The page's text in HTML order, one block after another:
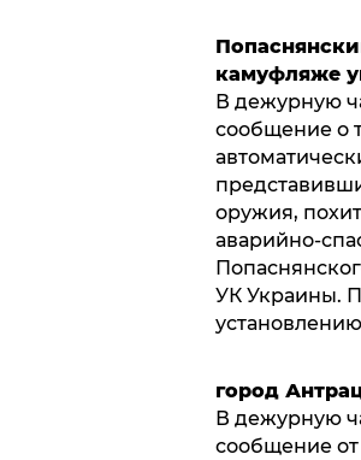
камуфляже
В дежурную
сообщение о
оружия,
аварийно-
УК Украины.
город
В дежурную
сообщение от